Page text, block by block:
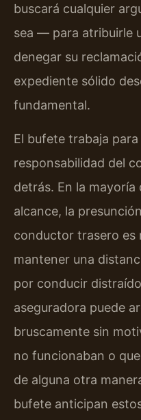
buscará cualquier
sea — para atribuirle
denegar su
expediente sólido
fundamental.
El bufete trabaja
responsabilidad del
detrás. En la
alcance, la
conductor trasero es
mantener una
por conducir
aseguradora puede
bruscamente sin
no funcionaban o
de alguna otra
bufete anticipan